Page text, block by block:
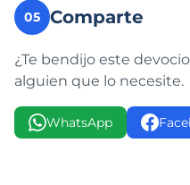
05 Comparte
¿Te bendijo este
alguien que lo necesite.
WhatsApp